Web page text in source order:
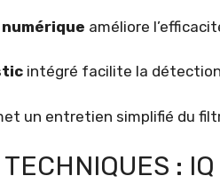
améliore
intégré facilite la
un entretien simplifié du
: